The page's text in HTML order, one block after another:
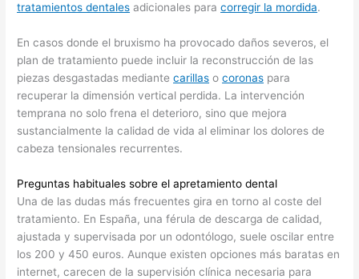
tratamientos dentales adicionales paracorregir la mordida.
En casos donde el bruxismo ha provocado daños severos, el
plan de tratamiento puede incluir la reconstrucción de las
piezas desgastadas mediantecarillas ocoronas para
recuperar la dimensión vertical perdida. La intervención
temprana no solo frena el deterioro, sino que mejora
sustancialmente la calidad de vida al eliminar los dolores de
cabeza tensionales recurrentes.
Preguntas habituales sobre el apretamiento dental
Una de las dudas más frecuentes gira en torno al coste del
tratamiento. En España, una férula de descarga de calidad,
ajustada y supervisada por un odontólogo, suele oscilar entre
los 200 y 450 euros. Aunque existen opciones más baratas en
internet, carecen de la supervisión clínica necesaria para